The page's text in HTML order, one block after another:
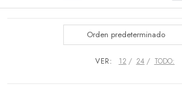
Orden predeterminado
VER: 12 24 TODO: